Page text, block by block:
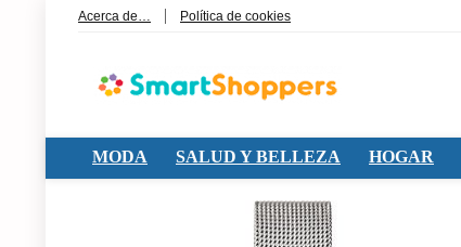
Acerca de… Política de cookies
MODA SALUD Y BELLEZA HOGAR